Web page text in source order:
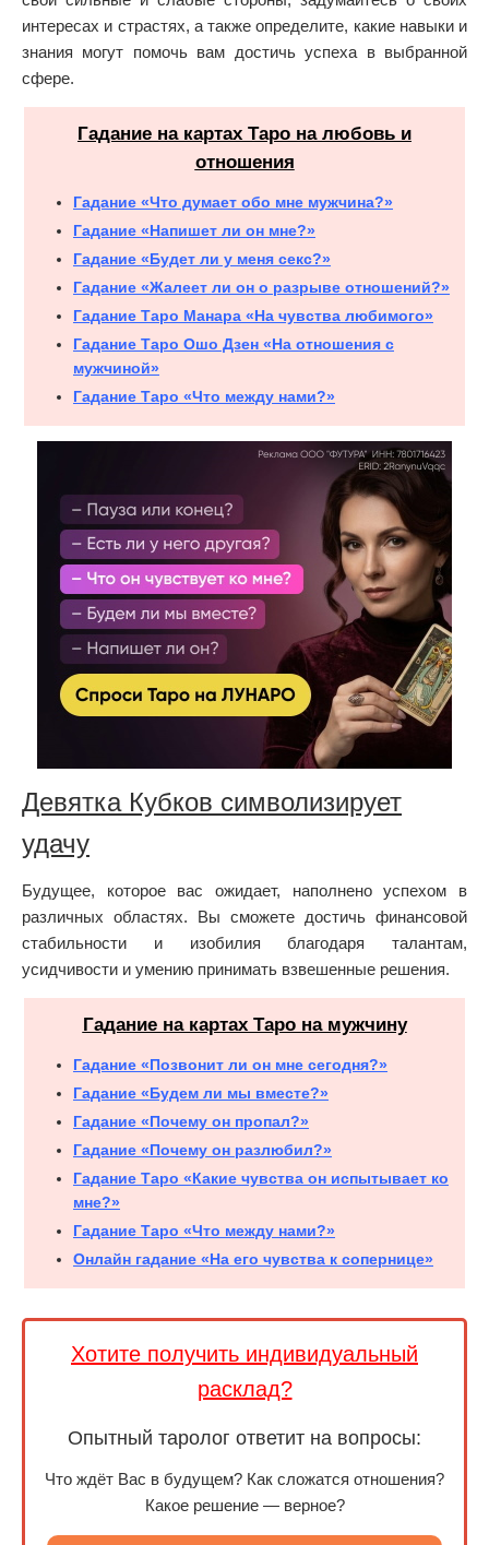
интересах и страстях, а также определите, какие навыки и
знания могут помочь вам достичь успеха в выбранной
сфере.
Гадание на картах Таро на любовь и
отношения
Гадание «Что думает обо мне мужчина?»
Гадание «Напишет ли он мне?»
Гадание «Будет ли у меня секс?»
Гадание «Жалеет ли он о разрыве отношений?»
Гадание Таро Манара «На чувства любимого»
Гадание Таро Ошо Дзен «На отношения с
мужчиной»
Гадание Таро «Что между нами?»
Девятка Кубков символизирует
удачу
Будущее, которое вас ожидает, наполнено успехом в
различных областях. Вы сможете достичь финансовой
стабильности и изобилия благодаря талантам,
усидчивости и умению принимать взвешенные решения.
Гадание на картах Таро на мужчину
Гадание «Позвонит ли он мне сегодня?»
Гадание «Будем ли мы вместе?»
Гадание «Почему он пропал?»
Гадание «Почему он разлюбил?»
Гадание Таро «Какие чувства он испытывает ко
мне?»
Гадание Таро «Что между нами?»
Онлайн гадание «На его чувства к сопернице»
Хотите получить индивидуальный
расклад?
Опытный таролог ответит на вопросы:
Что ждёт Вас в будущем? Как сложатся отношения?
Какое решение — верное?